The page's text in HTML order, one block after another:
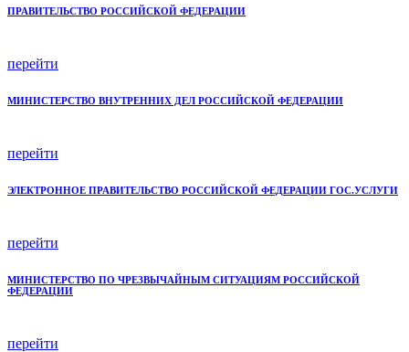
ПРАВИТЕЛЬСТВО РОССИЙСКОЙ ФЕДЕРАЦИИ
перейти
МИНИСТЕРСТВО ВНУТРЕННИХ ДЕЛ РОССИЙСКОЙ ФЕДЕРАЦИИ
перейти
ЭЛЕКТРОННОЕ ПРАВИТЕЛЬСТВО РОССИЙСКОЙ ФЕДЕРАЦИИ ГОС.УСЛУГИ
перейти
МИНИСТЕРСТВО ПО ЧРЕЗВЫЧАЙНЫМ СИТУАЦИЯМ РОССИЙСКОЙ
ФЕДЕРАЦИИ
перейти